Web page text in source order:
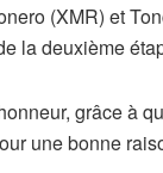
(XMR) et
la deuxième
grâce à
une bonne